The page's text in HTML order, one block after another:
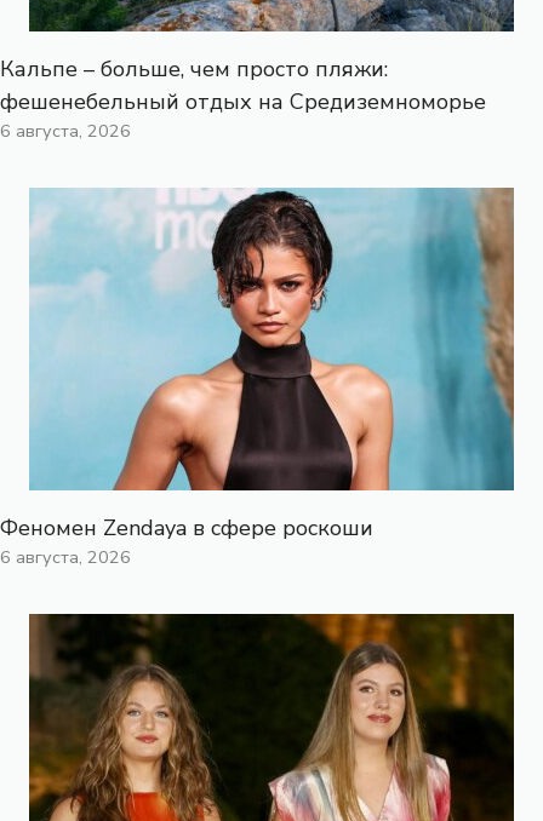
Кальпе – больше, чем просто пляжи:
фешенебельный отдых на Средиземноморье
6 августа, 2026
Феномен Zendaya в сфере роскоши
6 августа, 2026